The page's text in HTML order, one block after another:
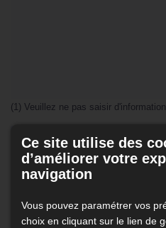
(1) Veuillez ne pas saisir
saisies dans le formulaire
www.aplictoit.fr pour me
ma demande. Les
d'informations sur le
Ce site utilise des
d’améliorer votre
navigation
Vous pouvez paramétrer vos
choix en cliquant sur le lien de